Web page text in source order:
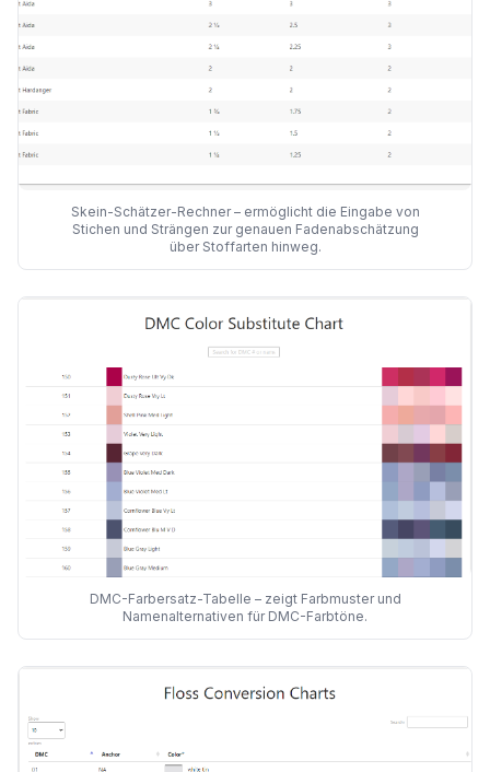
Skein-Schätzer-Rechner – ermöglicht die Eingabe von
Stichen und Strängen zur genauen Fadenabschätzung
über Stoffarten hinweg.
DMC-Farbersatz-Tabelle – zeigt Farbmuster und
Namenalternativen für DMC-Farbtöne.